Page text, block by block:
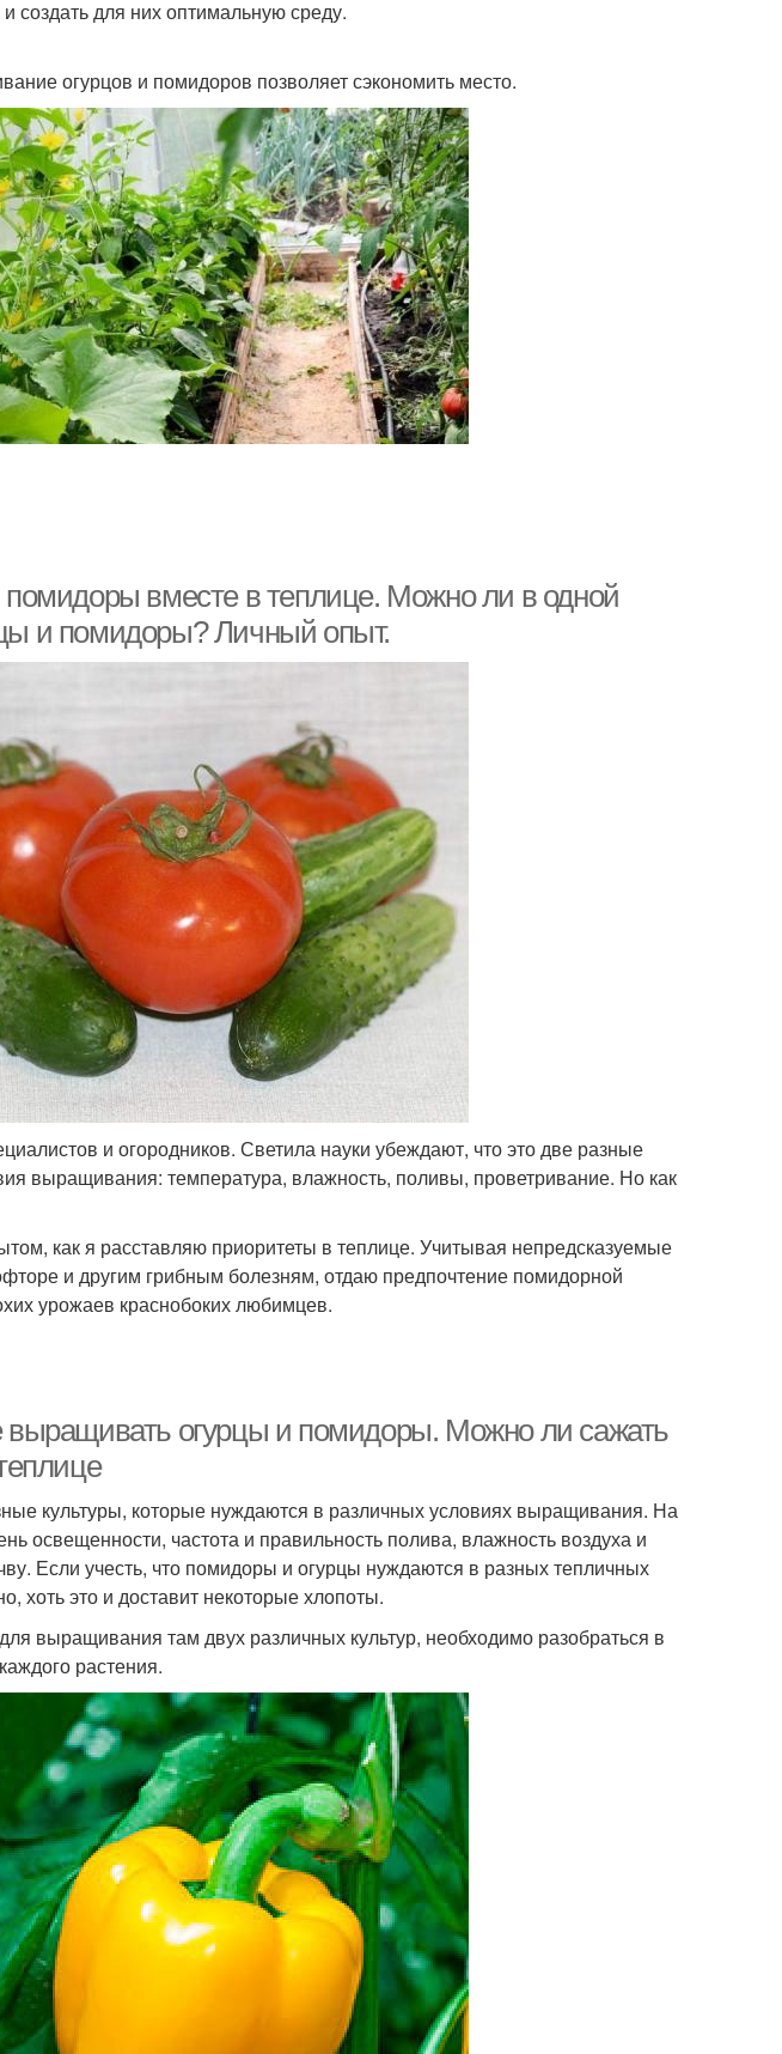
создать для них оптимальную среду.
огурцов и помидоров позволяет сэкономить место.
вместе в теплице. Можно ли в одной
и помидоры? Личный опыт.
и огородников. Светила науки убеждают, что это две разные
выращивания: температура, влажность, поливы, проветривание. Но как
как я расставляю приоритеты в теплице. Учитывая непредсказуемые
и другим грибным болезням, отдаю предпочтение помидорной
урожаев краснобоких любимцев.
огурцы и помидоры. Можно ли сажать
культуры, которые нуждаются в различных условиях выращивания. На
освещенности, частота и правильность полива, влажность воздуха и
Если учесть, что помидоры и огурцы нуждаются в разных тепличных
хоть это и доставит некоторые хлопоты.
выращивания там двух различных культур, необходимо разобраться в
растения.